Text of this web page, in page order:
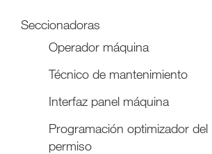
Seccionadoras
Operador máquina
Técnico de mantenimiento
Interfaz panel máquina
Programación optimizador del
permiso